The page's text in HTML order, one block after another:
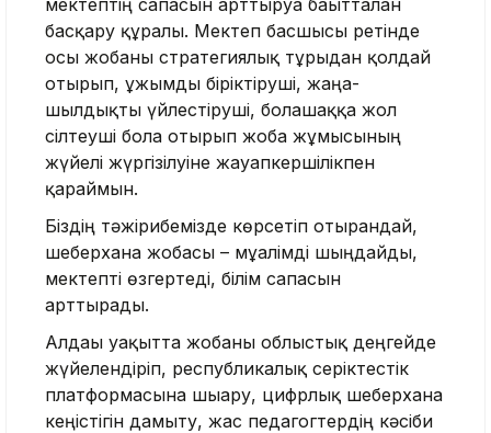
басқару құралы. Мектеп басшысы ретінде
осы жобаны стра­тегиялық тұрғыдан қолдай
отырып, ұжымды біріктіруші, жаңа­
шылдықты үйлестіруші, бола­шаққа жол
сілтеуші бола отырып жоба жұмысының
жүйелі жүр­­гізі­луіне жауапкершілікпен
қараймын.
Біздің тәжірибемізде көрсетіп отырғандай,
шеберхана жобасы – мұғалімді шыңдайды,
мектепті өзгертеді, білім сапасын
арттырады.
Алдағы уақытта жобаны облыс­тық деңгейде
жүйелендіріп, респуб­ликалық серіктестік
платформасына шығару, цифрлық шеберхана
кеңістігін дамыту, жас педагогтердің кәсіби